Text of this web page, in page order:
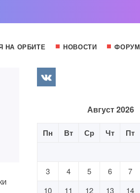
НА ОРБИТЕ НОВОСТИ ФОРУМ
Август 2026
Пн Вт Ср Чт Пт
3
4 5 6 7
10
11 12 13 14